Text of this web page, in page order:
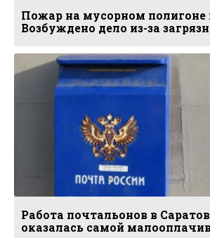
Пожар на мусорном полигоне
Возбуждено дело из-за
Работа почтальонов в
оказалась самой